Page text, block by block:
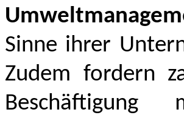
Sinne ihrer
Zudem fordern